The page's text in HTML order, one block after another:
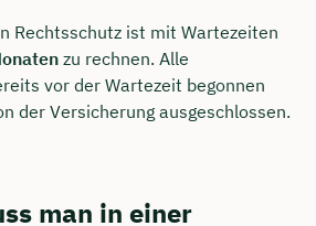
Rechtsschutz ist mit Wartezeiten
zu rechnen. Alle
vor der Wartezeit begonnen
der Versicherung ausgeschlossen.
man in einer